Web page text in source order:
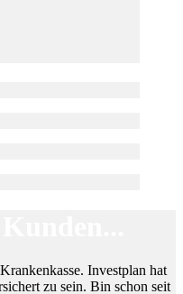
Investplan hat
zu sein. Bin schon seit